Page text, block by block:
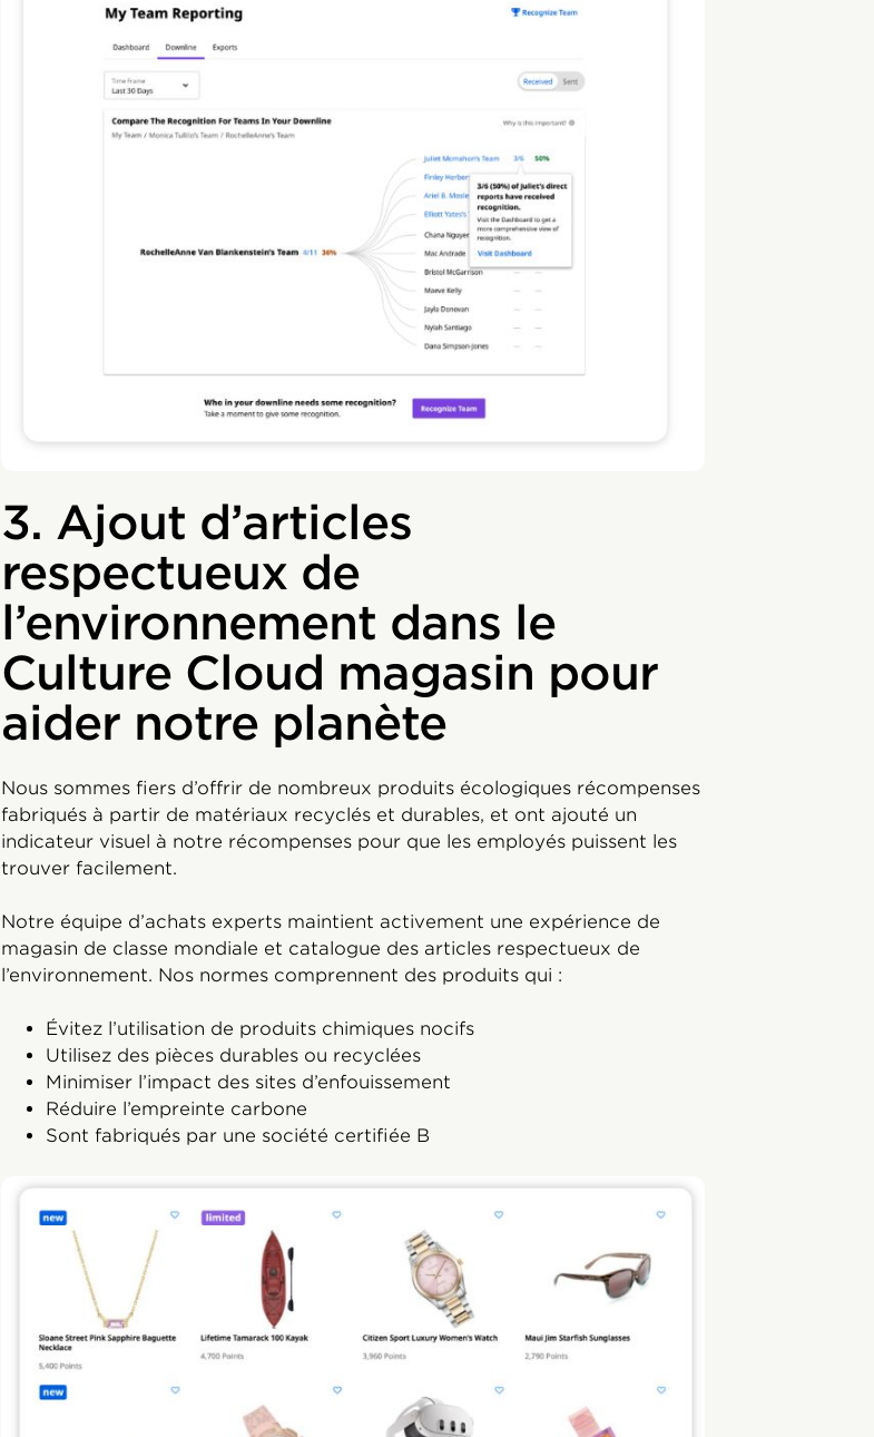
3. Ajout d’articles
respectueux de
l’environnement dans le
Culture Cloud magasin pour
aider notre planète
Nous sommes fiers d’offrir de nombreux produits écologiques récompenses
fabriqués à partir de matériaux recyclés et durables, et ont ajouté un
indicateur visuel à notre récompenses pour que les employés puissent les
trouver facilement.
Notre équipe d’achats experts maintient activement une expérience de
magasin de classe mondiale et catalogue des articles respectueux de
l’environnement. Nos normes comprennent des produits qui :
Évitez l’utilisation de produits chimiques nocifs
Utilisez des pièces durables ou recyclées
Minimiser l’impact des sites d’enfouissement
Réduire l’empreinte carbone
Sont fabriqués par une société certifiée B